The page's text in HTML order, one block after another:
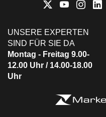
UNSERE EXPERTEN
SIND FÜR SIE DA
Montag - Freitag 9.00-
12.00 Uhr / 14.00-18.00
Uhr